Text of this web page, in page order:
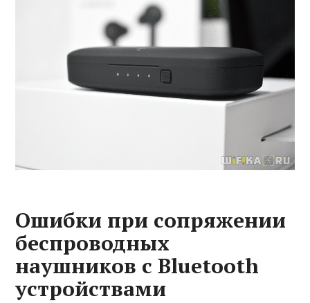
Ошибки при сопряжении
беспроводных
наушников с Bluetooth
устройствами